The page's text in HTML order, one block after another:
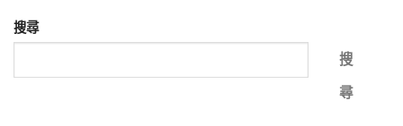
搜尋
搜
尋